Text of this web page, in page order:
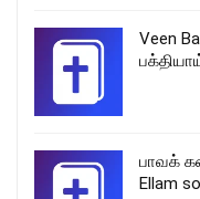
Veen
பாவக்
Ellam